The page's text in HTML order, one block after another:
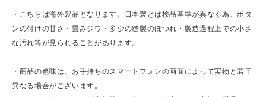
・こちらは海外製品となります。日本製とは検品基準が異なる為、ボタ
ンの付けの甘さ・畳みジワ・多少の縫製のほつれ・製造過程上での小さ
な汚れ等が見られることがあります。
・商品の色味は、お手持ちのスマートフォンの画面によって実物と若干
異なる場合がございます。